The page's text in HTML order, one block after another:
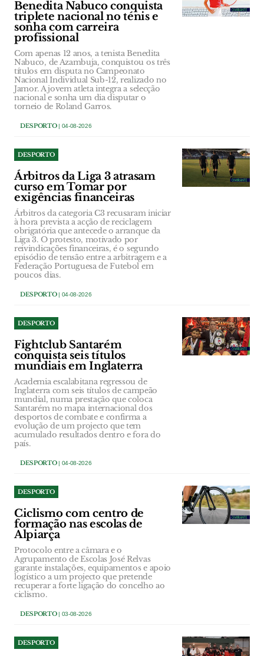
Benedita Nabuco conquista
triplete nacional no ténis e
sonha com carreira
profissional
Com apenas 12 anos, a tenista Benedita
Nabuco, de Azambuja, conquistou os três
títulos em disputa no Campeonato
Nacional Individual Sub-12, realizado no
Jamor. A jovem atleta integra a selecção
nacional e sonha um dia disputar o
torneio de Roland Garros.
DESPORTO| 04-08-2026
DESPORTO
Árbitros da Liga 3 atrasam
curso em Tomar por
exigências financeiras
Árbitros da categoria C3 recusaram iniciar
à hora prevista a acção de reciclagem
obrigatória que antecede o arranque da
Liga 3. O protesto, motivado por
reivindicações financeiras, é o segundo
episódio de tensão entre a arbitragem e a
Federação Portuguesa de Futebol em
poucos dias.
DESPORTO| 04-08-2026
DESPORTO
Fightclub Santarém
conquista seis títulos
mundiais em Inglaterra
Academia escalabitana regressou de
Inglaterra com seis títulos de campeão
mundial, numa prestação que coloca
Santarém no mapa internacional dos
desportos de combate e confirma a
evolução de um projecto que tem
acumulado resultados dentro e fora do
país.
DESPORTO| 04-08-2026
DESPORTO
Ciclismo com centro de
formação nas escolas de
Alpiarça
Protocolo entre a câmara e o
Agrupamento de Escolas José Relvas
garante instalações, equipamentos e apoio
logístico a um projecto que pretende
recuperar a forte ligação do concelho ao
ciclismo.
DESPORTO| 03-08-2026
DESPORTO